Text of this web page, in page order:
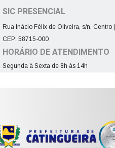
SIC PRESENCIAL
Rua Inácio Félix de Oliveira, s/n, Centro |
CEP: 58715-000
HORÁRIO DE ATENDIMENTO
Segunda à Sexta de 8h às 14h